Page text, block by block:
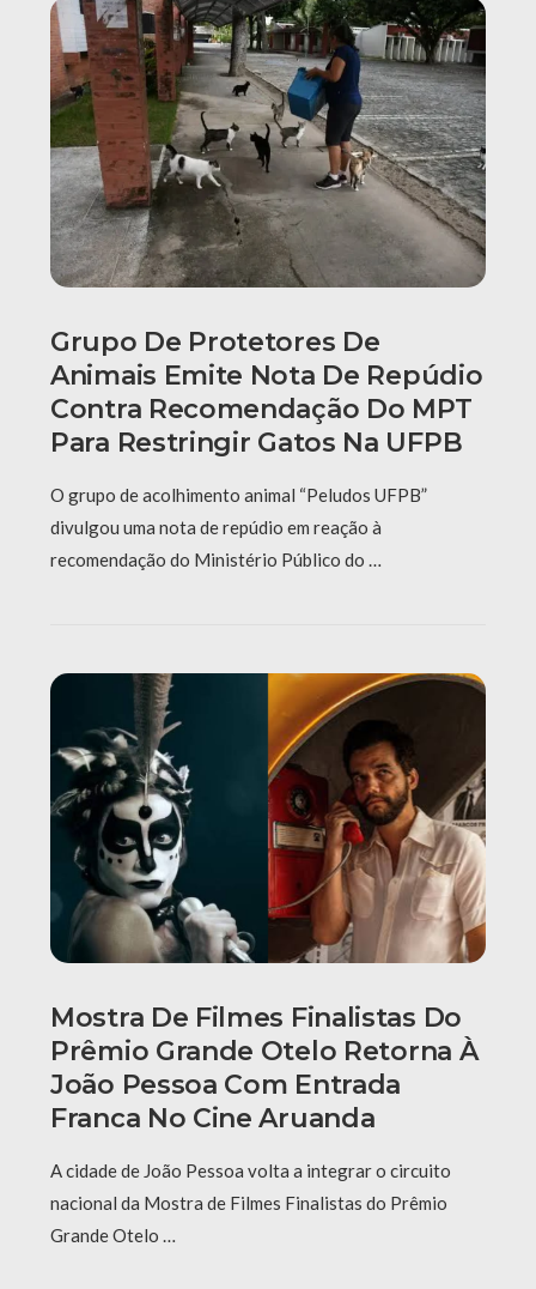
Grupo De Protetores De
Animais Emite Nota De Repúdio
Contra Recomendação Do MPT
Para Restringir Gatos Na UFPB
O grupo de acolhimento animal “Peludos UFPB”
divulgou uma nota de repúdio em reação à
recomendação do Ministério Público do …
Mostra De Filmes Finalistas Do
Prêmio Grande Otelo Retorna À
João Pessoa Com Entrada
Franca No Cine Aruanda
A cidade de João Pessoa volta a integrar o circuito
nacional da Mostra de Filmes Finalistas do Prêmio
Grande Otelo …